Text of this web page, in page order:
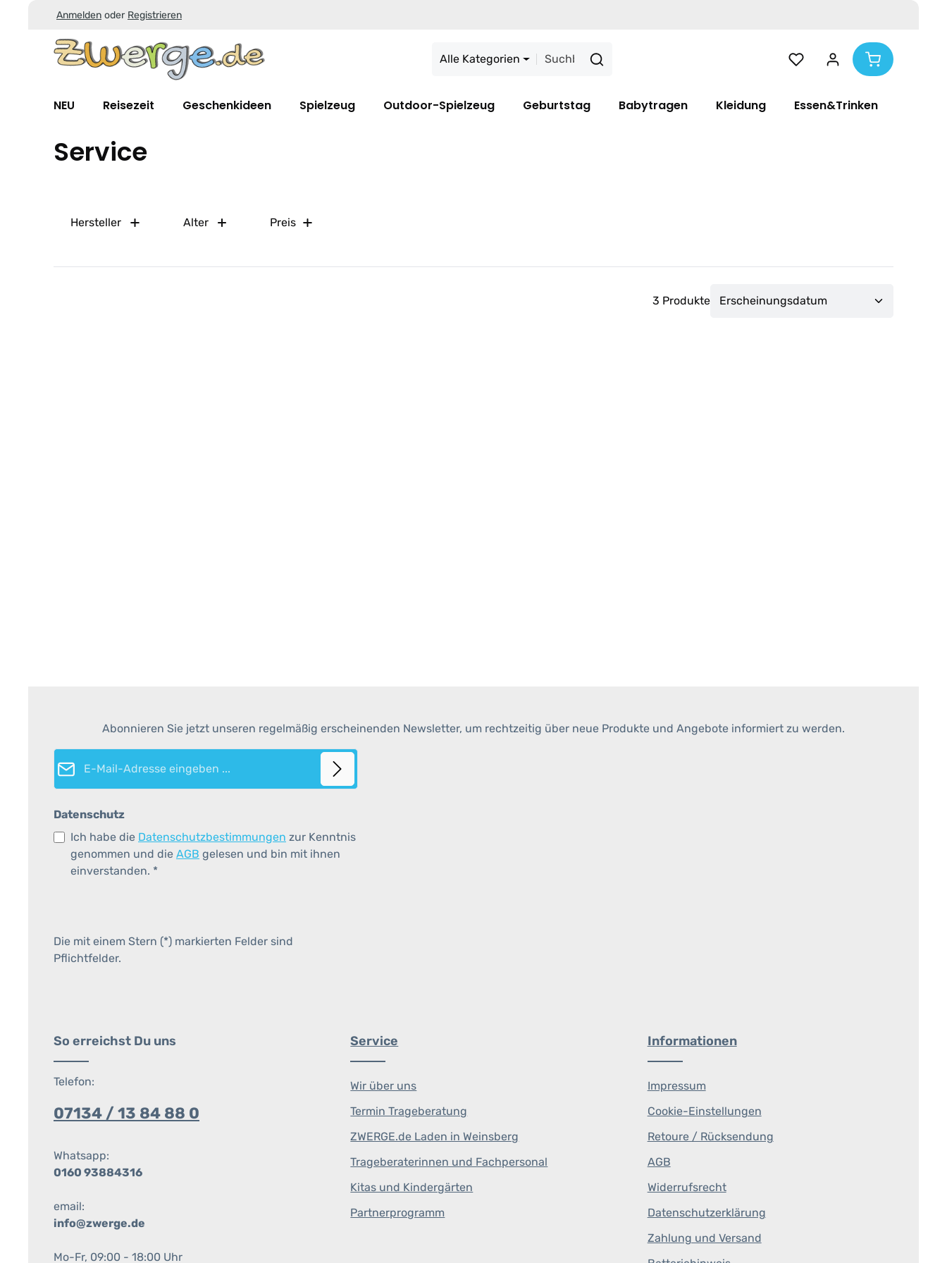
Zum Hauptinhalt springen
Zur Suche springen
Zur Hauptnavigation springen
Anmelden oder Registrieren
Alle Kategorien
NEU Reisezeit Geschenkideen Spielzeug Outdoor-Spielzeug Geburtstag Babytragen Kleidung Essen&Trinken
Service
Hersteller Alter Preis
3 Produkte
Abonnieren Sie jetzt unseren regelmäßig erscheinenden Newsletter, um rechtzeitig über neue Produkte und Angebote informiert zu werden.
E-Mail-Adresse*
Datenschutz
Ich habe die Datenschutzbestimmungen zur Kenntnis
genommen und die AGB gelesen und bin mit ihnen
einverstanden. *
Die mit einem Stern (*) markierten Felder sind
Pflichtfelder.
So erreichst Du uns
Telefon:
07134 / 13 84 88 0
Whatsapp:
0160 93884316
email:
info@zwerge.de
Mo-Fr, 09:00 - 18:00 Uhr
Service
Wir über uns
Termin Trageberatung
ZWERGE.de Laden in Weinsberg
Trageberaterinnen und Fachpersonal
Kitas und Kindergärten
Partnerprogramm
Informationen
Impressum
Cookie-Einstellungen
Retoure / Rücksendung
AGB
Widerrufsrecht
Datenschutzerklärung
Zahlung und Versand